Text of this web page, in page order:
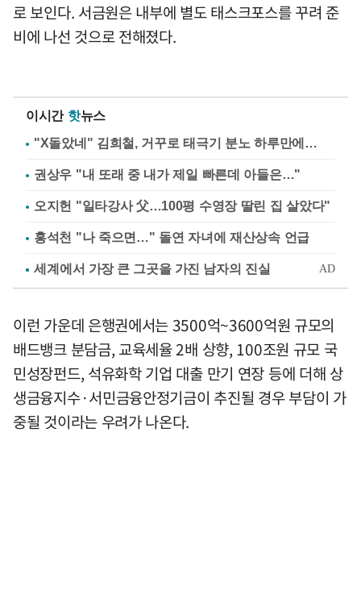
로 보인다. 서금원은 내부에 별도 태스크포스를 꾸려 준
비에 나선 것으로 전해졌다.
이시간 핫뉴스
"X돌았네" 김희철, 거꾸로 태극기 분노 하루만에…
권상우 "내 또래 중 내가 제일 빠른데 아들은…"
오지헌 "일타강사 父…100평 수영장 딸린 집 살았다"
홍석천 "나 죽으면…" 돌연 자녀에 재산상속 언급
이런 가운데 은행권에서는 3500억~3600억원 규모의
배드뱅크 분담금, 교육세율 2배 상향, 100조원 규모 국
민성장펀드, 석유화학 기업 대출 만기 연장 등에 더해 상
생금융지수·서민금융안정기금이 추진될 경우 부담이 가
중될 것이라는 우려가 나온다.